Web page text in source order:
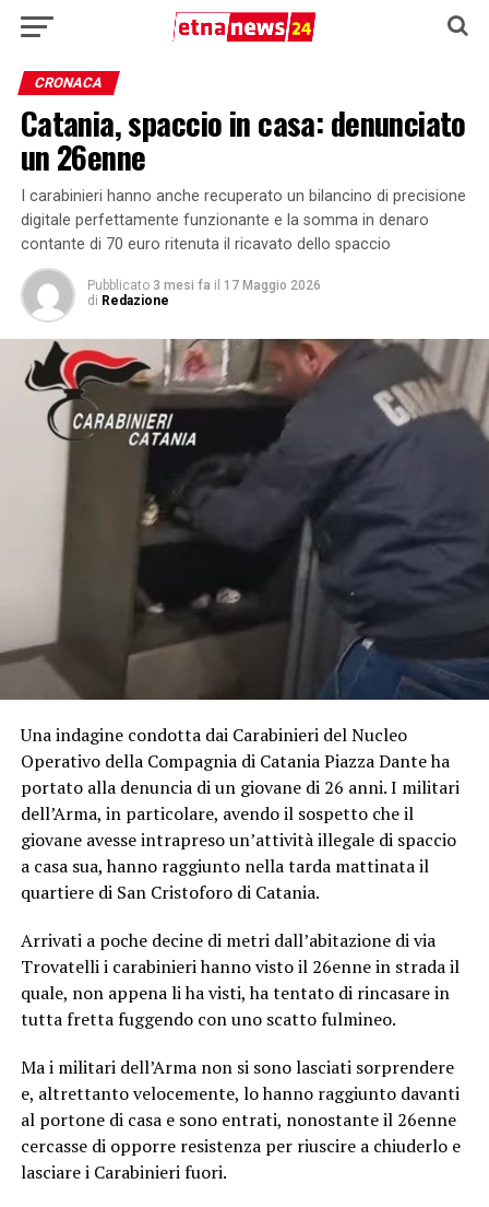
CRONACA
Catania, spaccio in casa: denunciato
un 26enne
I carabinieri hanno anche recuperato un bilancino di precisione
digitale perfettamente funzionante e la somma in denaro
contante di 70 euro ritenuta il ricavato dello spaccio
Pubblicato 3 mesi fa il 17 Maggio 2026
di Redazione
Una indagine condotta dai Carabinieri del Nucleo
Operativo della Compagnia di Catania Piazza Dante ha
portato alla denuncia di un giovane di 26 anni. I militari
dell’Arma, in particolare, avendo il sospetto che il
giovane avesse intrapreso un’attività illegale di spaccio
a casa sua, hanno raggiunto nella tarda mattinata il
quartiere di San Cristoforo di Catania.
Arrivati a poche decine di metri dall’abitazione di via
Trovatelli i carabinieri hanno visto il 26enne in strada il
quale, non appena li ha visti, ha tentato di rincasare in
tutta fretta fuggendo con uno scatto fulmineo.
Ma i militari dell’Arma non si sono lasciati sorprendere
e, altrettanto velocemente, lo hanno raggiunto davanti
al portone di casa e sono entrati, nonostante il 26enne
cercasse di opporre resistenza per riuscire a chiuderlo e
lasciare i Carabinieri fuori.